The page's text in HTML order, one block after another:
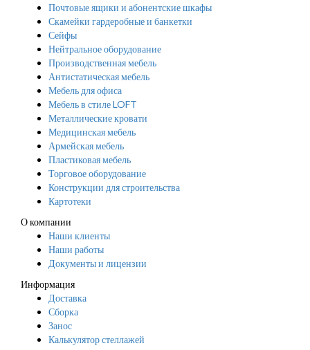
Почтовые ящики и абонентские шкафы
Скамейки гардеробные и банкетки
Сейфы
Нейтральное оборудование
Производственная мебель
Антистатическая мебель
Мебель для офиса
Мебель в стиле LOFT
Металлические кровати
Медицинская мебель
Армейская мебель
Пластиковая мебель
Торговое оборудование
Конструкции для строительства
Картотеки
О компании
Наши клиенты
Наши работы
Документы и лицензии
Информация
Доставка
Сборка
Занос
Калькулятор стеллажей